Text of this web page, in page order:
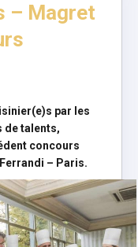
– Magret
par les
de talents,
concours
– Paris.